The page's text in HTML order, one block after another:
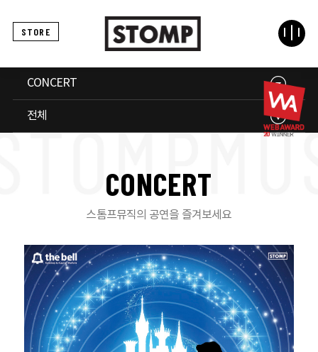
STORE
CONCERT
전체
CONCERT
스톰프뮤직의 공연을 즐겨보세요